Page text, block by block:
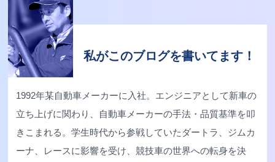
私がこのブログを書いてます！
1992年某自動車メーカーに入社。エンジニアとして新車の
立ち上げに関わり、自動車メーカーの手法・品質基準を叩
きこまれる。学生時代から参戦していたダートラ、ジムカ
ーナ、レースに影響を受け、競技車の世界への転身を決